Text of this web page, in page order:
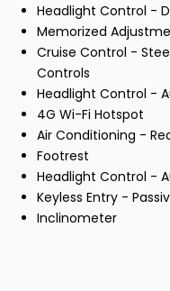
Headlight Control -
Memorized
Cruise Control -
Controls
Headlight Control -
4G Wi-Fi Hotspot
Air Conditioning -
Footrest
Headlight Control -
Keyless Entry -
Inclinometer